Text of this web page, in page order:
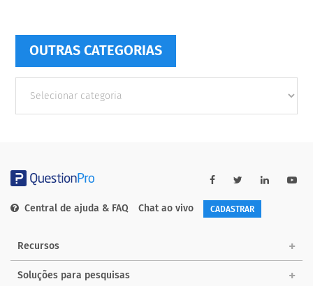
OUTRAS CATEGORIAS
Categorias
Central de ajuda & FAQ Chat ao vivo CADASTRAR
Recursos
Soluções para pesquisas